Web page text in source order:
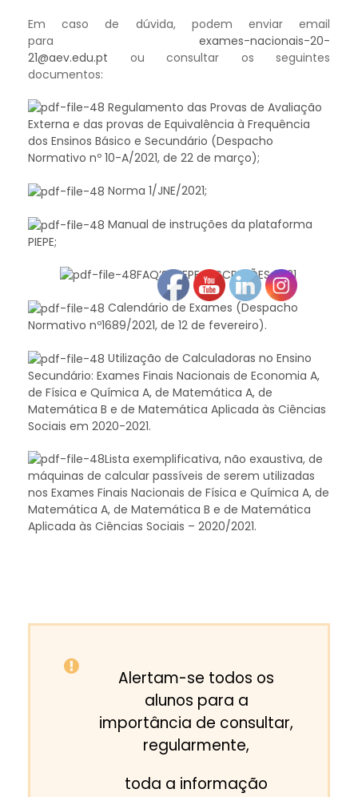
Em caso de dúvida, podem enviar email
para exames-nacionais-20-
21@aev.edu.pt
ou consultar os seguintes
documentos:
Regulamento das Provas de Avaliação
Externa e das provas de Equivalência à Frequência
dos Ensinos Básico e Secundário (Despacho
Normativo nº 10-A/2021, de 22 de março);
Norma 1/JNE/2021;
Manual de instruções da plataforma
PIEPE;
FAQ’S: PIEPE-INSCRIÇÕES 2021
Calendário de Exames (Despacho
Normativo nº1689/2021, de 12 de fevereiro).
Utilização de Calculadoras no Ensino
Secundário: Exames Finais Nacionais de Economia A,
de Física e Química A, de Matemática A, de
Matemática B e de Matemática Aplicada às Ciências
Sociais em 2020-2021.
Lista exemplificativa, não exaustiva, de
máquinas de calcular passíveis de serem utilizadas
nos Exames Finais Nacionais de Física e Química A, de
Matemática A, de Matemática B e de Matemática
Aplicada às Ciências Sociais – 2020/2021.
Alertam-se todos os
alunos para a
importância de consultar,
regularmente,
toda a informação